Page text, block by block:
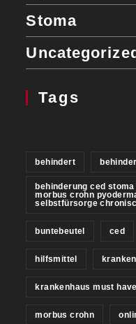
Stoma
Tags
behindert
behinderung ced
morbus crohn
selbstfürsorge
buntebeutel ced
hilfsmittel
krankenhaus must
morbus crohn